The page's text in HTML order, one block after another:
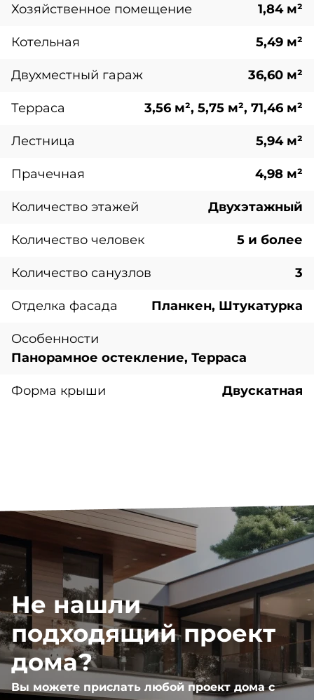
Хозяйственное помещение 1,84 м²
Котельная 5,49 м²
Двухместный гараж 36,60 м²
Терраса 3,56 м², 5,75 м², 71,46 м²
Лестница 5,94 м²
Прачечная 4,98 м²
Количество этажей Двухэтажный
Количество человек 5 и более
Количество санузлов 3
Отделка фасада Планкен, Штукатурка
Особенности
Панорамное остекление, Терраса
Форма крыши Двускатная
Не нашли
подходящий проект
дома?
Вы можете прислать любой проект дома с